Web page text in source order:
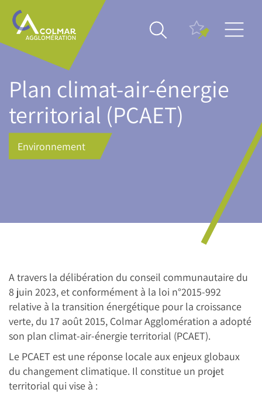
Aller
contenu
principal
Main
navigation
Plan climat-air-énergie
territorial (PCAET)
Environnement
A travers la délibération du conseil communautaire du
8 juin 2023, et conformément à la loi n°2015-992
relative à la transition énergétique pour la croissance
verte, du 17 août 2015, Colmar Agglomération a adopté
son plan climat-air-énergie territorial (PCAET).
Le PCAET est une réponse locale aux enjeux globaux
du changement climatique. Il constitue un projet
territorial qui vise à :